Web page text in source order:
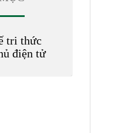
tri thức
điện tử